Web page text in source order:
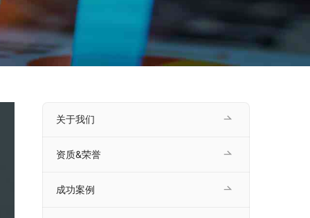
关于我们
资质&荣誉
成功案例